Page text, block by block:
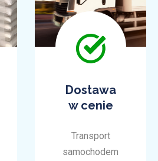
Dostawa
w cenie
Transport
samochodem